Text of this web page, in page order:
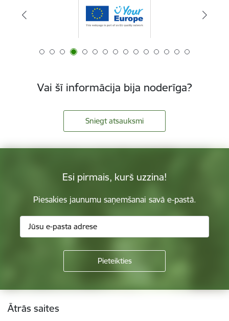
Vai šī informācija bija noderīga?
Sniegt atsauksmi
Esi pirmais, kurš uzzina!
Piesakies jaunumu saņemšanai savā e-pastā.
Kājene
Ātrās saites